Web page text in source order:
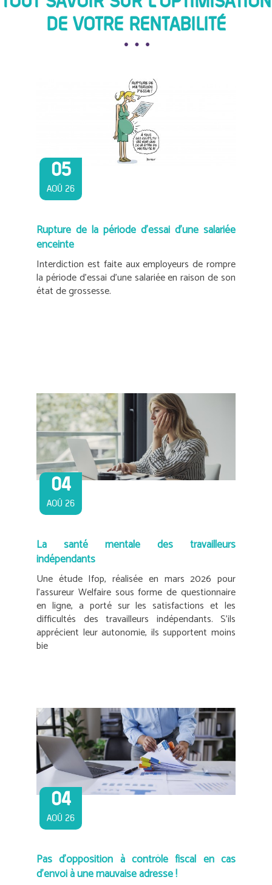
DE VOTRE RENTABILITÉ
05
AOÛ 26
Rupture de la période d’essai d’une salariée
enceinte
Interdiction est faite aux employeurs de rompre
la période d’essai d’une salariée en raison de son
état de grossesse.
04
AOÛ 26
La santé mentale des travailleurs
indépendants
Une étude Ifop, réalisée en mars 2026 pour
l’assureur Welfaire sous forme de questionnaire
en ligne, a porté sur les satisfactions et les
difficultés des travailleurs indépendants. S’ils
apprécient leur autonomie, ils supportent moins
bie
04
AOÛ 26
Pas d’opposition à contrôle fiscal en cas
d’envoi à une mauvaise adresse !